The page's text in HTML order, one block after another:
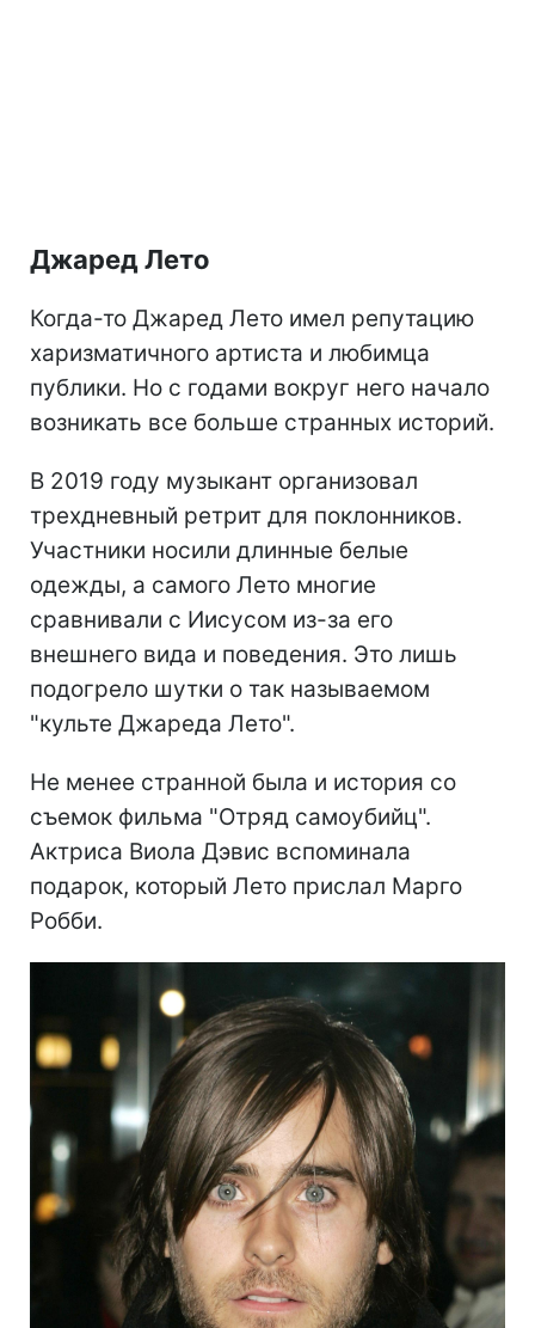
Джаред Лето
Когда-то Джаред Лето имел репутацию
харизматичного артиста и любимца
публики. Но с годами вокруг него начало
возникать все больше странных историй.
В 2019 году музыкант организовал
трехдневный ретрит для поклонников.
Участники носили длинные белые
одежды, а самого Лето многие
сравнивали с Иисусом из-за его
внешнего вида и поведения. Это лишь
подогрело шутки о так называемом
"культе Джареда Лето".
Не менее странной была и история со
съемок фильма "Отряд самоубийц".
Актриса Виола Дэвис вспоминала
подарок, который Лето прислал Марго
Робби.